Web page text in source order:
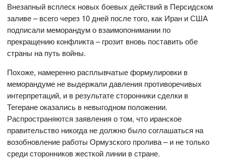
Внезапный всплеск новых боевых действий в Персидском
заливе – всего через 10 дней после того, как Иран и США
подписали меморандум о взаимопонимании по
прекращению конфликта – грозит вновь поставить обе
страны на путь войны.
Похоже, намеренно расплывчатые формулировки в
меморандуме не выдержали давления противоречивых
интерпретаций, и в результате сторонники сделки в
Тегеране оказались в невыгодном положении.
Распространяются заявления о том, что иранское
правительство никогда не должно было соглашаться на
возобновление работы Ормузского пролива – и не только
среди сторонников жесткой линии в стране.